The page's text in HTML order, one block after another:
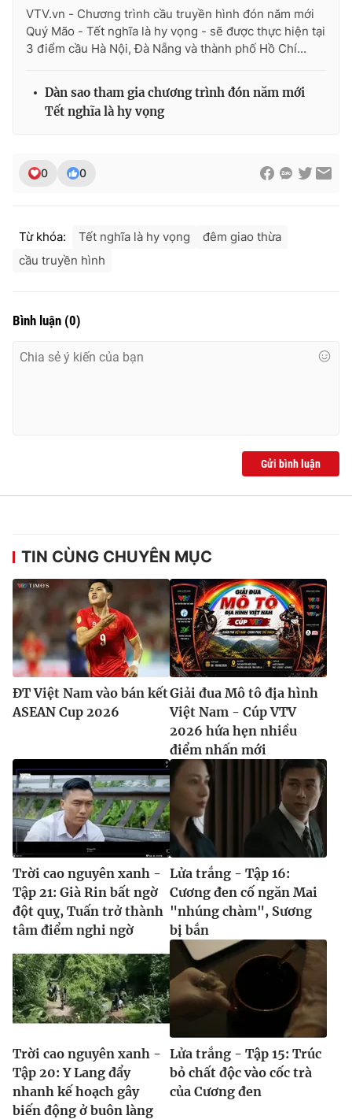
Ðiện thoại Thời báo VTV: 024.66 897 897
Email:toasoan@vtv.vn
Liên hệ quảng cáo:024-7300.7108
VTV.vn - Chương trình cầu truyền hình đón năm mới
Quý Mão - Tết nghĩa là hy vọng - sẽ được thực hiện tại
3 điểm cầu Hà Nội, Đà Nẵng và thành phố Hồ Chí...
Dàn sao tham gia chương trình đón năm mới
Tết nghĩa là hy vọng
0 0
Từ khóa: Tết nghĩa là hy vọng
đêm giao thừa
cầu truyền hình
Bình luận (0)
Gửi bình luận
TIN CÙNG CHUYÊN MỤC
ĐT Việt Nam vào bán kết
ASEAN Cup 2026
Giải đua Mô tô địa hình
Việt Nam - Cúp VTV
2026 hứa hẹn nhiều
điểm nhấn mới
Trời cao nguyên xanh -
Tập 21: Già Rin bất ngờ
đột quỵ, Tuấn trở thành
tâm điểm nghi ngờ
Lửa trắng - Tập 16:
Cương đen cố ngăn Mai
"nhúng chàm", Sương
bị bắn
Trời cao nguyên xanh -
Tập 20: Y Lang đẩy
nhanh kế hoạch gây
biến động ở buôn làng
Lửa trắng - Tập 15: Trúc
bỏ chất độc vào cốc trà
của Cương đen